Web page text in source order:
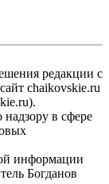
редакции с
chaikovskie.ru
в сфере
информации
Богданов